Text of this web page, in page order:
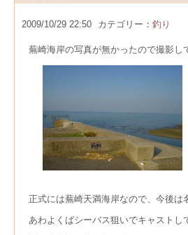
2009/10/29 22:50 カテゴリー： 釣り
蕪崎海岸の写真が無かったので撮影し
正式には蕪崎天満海岸なので、今後は
あわよくばシーバス狙いでキャストし